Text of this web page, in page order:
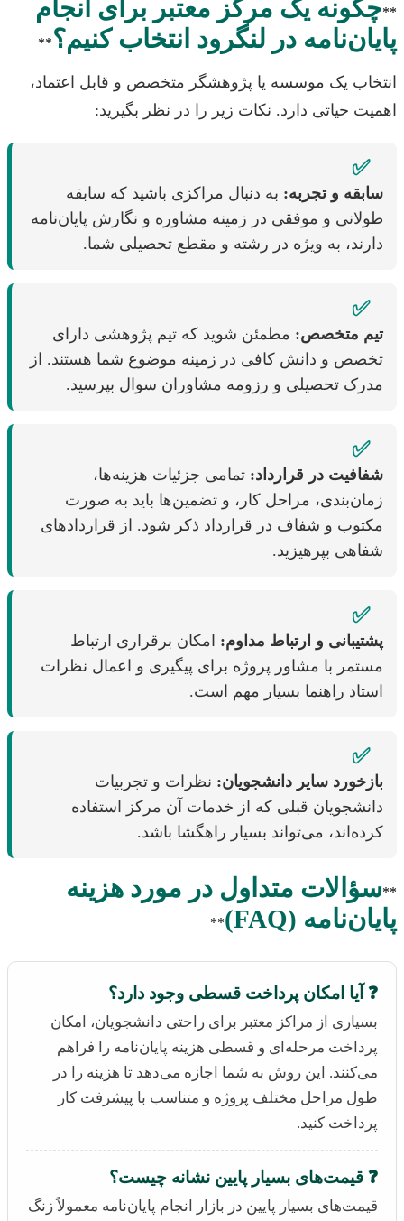
**چگونه یک مرکز معتبر برای انجام
پایان‌نامه در لنگرود انتخاب کنیم؟**
انتخاب یک موسسه یا پژوهشگر متخصص و قابل اعتماد،
اهمیت حیاتی دارد. نکات زیر را در نظر بگیرید:
✅
سابقه و تجربه: به دنبال مراکزی باشید که سابقه
طولانی و موفقی در زمینه مشاوره و نگارش پایان‌نامه
دارند، به ویژه در رشته و مقطع تحصیلی شما.
✅
تیم متخصص: مطمئن شوید که تیم پژوهشی دارای
تخصص و دانش کافی در زمینه موضوع شما هستند. از
مدرک تحصیلی و رزومه مشاوران سوال بپرسید.
✅
شفافیت در قرارداد: تمامی جزئیات هزینه‌ها،
زمان‌بندی، مراحل کار، و تضمین‌ها باید به صورت
مکتوب و شفاف در قرارداد ذکر شود. از قراردادهای
شفاهی بپرهیزید.
✅
پشتیبانی و ارتباط مداوم: امکان برقراری ارتباط
مستمر با مشاور پروژه برای پیگیری و اعمال نظرات
استاد راهنما بسیار مهم است.
✅
بازخورد سایر دانشجویان: نظرات و تجربیات
دانشجویان قبلی که از خدمات آن مرکز استفاده
کرده‌اند، می‌تواند بسیار راهگشا باشد.
**سؤالات متداول در مورد هزینه
پایان‌نامه (FAQ)
**
❓ آیا امکان پرداخت قسطی وجود دارد؟
بسیاری از مراکز معتبر برای راحتی دانشجویان، امکان
پرداخت مرحله‌ای و قسطی هزینه پایان‌نامه را فراهم
می‌کنند. این روش به شما اجازه می‌دهد تا هزینه را در
طول مراحل مختلف پروژه و متناسب با پیشرفت کار
پرداخت کنید.
❓ قیمت‌های بسیار پایین نشانه چیست؟
قیمت‌های بسیار پایین در بازار انجام پایان‌نامه معمولاً زنگ